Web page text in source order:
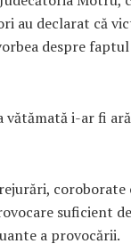
au declarat că
despre faptul
vătămată i-ar fi
coroborate
suficient
a provocării.